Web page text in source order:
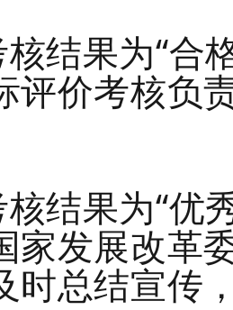
结果为“合
评价考核负
结果为“优
家发展改革
时总结宣传